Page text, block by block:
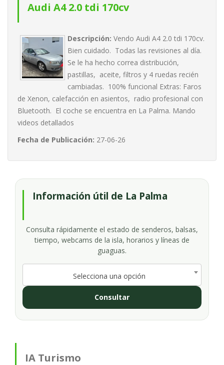
Audi A4 2.0 tdi 170cv
Descripción: Vendo Audi A4 2.0 tdi 170cv.
Bien cuidado. Todas las revisiones al día.
Se le ha hecho correa distribución,
pastillas, aceite, filtros y 4 ruedas recién
cambiadas. 100% funcional Extras: Faros
de Xenon, calefacción en asientos, radio profesional con
Bluetooth. El coche se encuentra en La Palma. Mando
videos detallados
Fecha de Publicación: 27-06-26
Información útil de La Palma
Consulta rápidamente el estado de senderos, balsas,
tiempo, webcams de la isla, horarios y líneas de
guaguas.
Selecciona una opción
Consultar
IA Turismo